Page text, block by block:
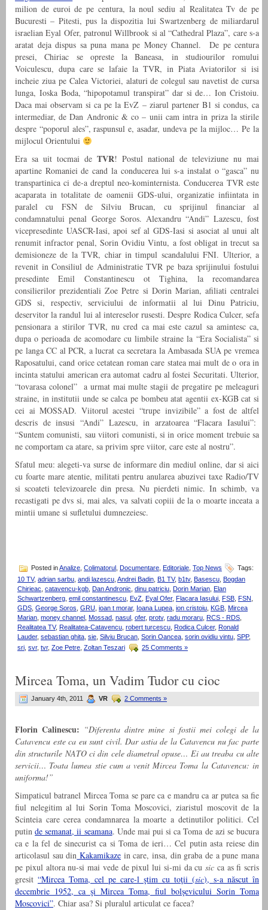
milion de euroi de pe centura, la noul sediu al Realitatea Tv de pe
Bucuresti – Pitesti, pus la dispozitia lui Swartzenberg de miliardarul
israelian Eyal Ofer, patronul Willbrook si al “Cathedral Plaza”, care s-a
aratat deja dispus sa puna mana pe Money Channel. De pe centura
presei, Chiriac se opreste la Baneasa, in studiourilor romului
Voiculescu, dupa care se lafaie la TVR, in Piata Aviatorilor si isi
incheie ziua pe Calea Victoriei, alaturi de colegul sau navetist de cursa
lunga, Ioska Boda, “hipopotamul transpirat” dar si de… Ion Cristoiu.
Daca mai observam si ca pe la EvZ – ziarul partener B1 si condus, ca
intermediar, de Dan Andronic & co – unii cam intra in priza la stirile
despre “poporul ales”, raspunsul e, asadar, undeva pe la mijloc… Pe la
mijlocul Orientului
Era sa uit tocmai de TVR! Postul national de televiziune nu mai
apartine Romaniei de cand la conducerea lui s-a instalat o “gasca” nu
transpartinica ci de-a dreptul neo-kominternista. Conducerea TVR este
acaparata in totalitate de oamenii GDS-ului, organizatie infiintata in
paralel cu FSN de Silviu Brucan, cu sprijinul financiar al
condamnatului penal George Soros. Alexandru “Andi” Lazescu, fost
vicepresedinte UASCR-Iasi, apoi sef al GDS-Iasi si asociat al unui alt
renumit infractor penal, Sorin Ovidiu Vintu, a fost obligat in trecut sa
demisioneze de la TVR, chiar in timpul scandalului FNI. Ulterior, a
revenit in Consiliul de Administratie TVR pe baza sprijinului fostului
presedinte Emil Constantinescu ot Tighina, la recomandarea
consilierilor prezidentiali Zoe Petre si Dorin Marian, afiliati centralei
GDS si, respectiv, serviciului de informatii al lui Dinu Patriciu,
deservitor la randul lui al intereselor rusesti. Despre Rodica Culcer, sefa
pensionara a stirilor TVR, nu cred ca mai este cazul sa amintesc ca,
dupa o perioada de acomodare cu limbile straine la “Era Socialista” si
pe langa CC al PCR, a lucrat ca secretara la Ambasada SUA pe vremea
Raposatului, cand orice cetatean roman care statea mai mult de o ora in
incinta statului american era automat cadru al fostei Securitati. Ulterior,
“tovarasa colonel” a urmat mai multe stagii de pregatire pe meleaguri
straine, in institutii unde se calca pe bombeu atat agentii ex-KGB cat si
cei ai MOSSAD. Viitorul acestei “trupe invizibile” a fost de altfel
descris de insusi “Andi” Lazescu, in arzatoarea “Flacara Iasului”:
“Suntem comunisti, sau viitori comunisti, si in orice moment trebuie sa
ne comportam ca atare, sa privim spre viitor, care este al nostru”.
Sfatul meu: alegeti-va surse de informare din mediul online, dar si aici
cu foarte mare atentie, militati pentru anularea abuzivei taxe Radio/TV
si scoateti televizoarele din presa. Nu pierdeti nimic. In schimb, va
recastigati pe dvs si, mai ales, va salvati copiii de la o moarte inceata a
mintii umane si sufletului dumnezeiesc.
Posted inAnalize Colimatorul Documentare Editoriale Top News
Tags:
10 TV, adrian sarbu, andi lazescu, Andrei Badin, B1 TV, b1tv, Basescu, Bogdan
Chirieac, catavencu-kgb, Dan Andronic, dinu patriciu, Dorin Marian, Elan
Schwartzenberg, emil constantinescu, EvZ, Eyal Ofer, Flacara Iasului, FSB, FSN,
GDS, George Soros, GRU, ioan t morar, Ioana Lupea, ion cristoiu, KGB, Mircea
Marian, money channel , Mossad, nasul , ofer, protv, radu moraru, RCS - RDS,
Realitatea TV, Realitatea-Catavencu, robert turcescu, Rodica Culcer, Ronald
Lauder, sebastian ghita, sie, Silviu Brucan, Sorin Oancea, sorin ovidiu vintu, SPP,
sri svr, tvr, Zoe Petre Zoltan Teszari 25 Comments »
Mircea Toma, un Vadim Tudor cu cioc
January 4th, 2011 VR 2 Comments »
Florin Calinescu: “Diferenta dintre mine si fostii mei colegi de la
Catavencu este ca eu sunt civil. Dar astia de la Catavencu nu fac parte
din structurile NATO ci din cele diametral opuse… Ei au treaba cu alte
servicii… Toata lumea stie cum a venit Mircea Toma la Catavencu: in
uniforma!”
Simpaticul batranel Mircea Toma se pare ca e mandru ca ar putea sa fie
fiul nelegitim al lui Sorin Toma Moscovici, ziaristul moscovit de la
Scinteia care cerea condamnarea la moarte a detinutilor politici. Cel
putinde semanat, ii seamana. Unde mai pui si ca Toma de azi se bucura
ca e la fel de sinecurist ca si Toma de ieri… Cel putin asta reiese din
articolasul sau din Kakamikaze in care, insa, din graba de a pune mana
pe pixul altora nu-si mai vede de pixul lui si-mi da cu sic ca as fi scris
gresit “Mircea Toma, cel pe care-l ştim cu toţii (sic), s-a născut în
decembrie 1952, ca şi Mircea Toma, fiul bolşevicului Sorin Toma
Moscovici”. Chiar asa? Si pluralul articulat ce facea?